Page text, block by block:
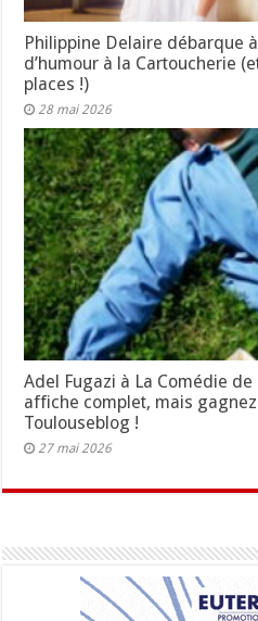
Philippine Delaire débarque
d’humour à la Cartoucherie
places !)
28 mai 2026
Adel Fugazi à La Comédie
affiche complet, mais
Toulouseblog !
27 mai 2026